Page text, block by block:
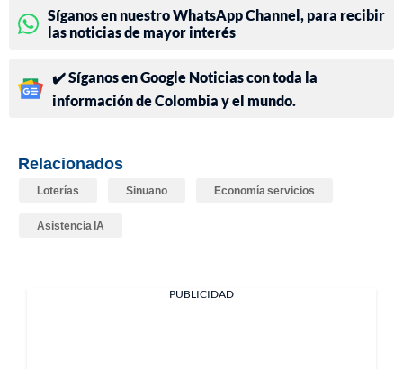
Síganos en nuestro WhatsApp Channel, para recibir
las noticias de mayor interés
✔️ Síganos en Google Noticias con toda la
información de Colombia y el mundo.
Relacionados
Loterías Sinuano Economía servicios
Asistencia IA
PUBLICIDAD